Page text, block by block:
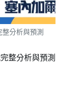
分析與預測
整分析與預測